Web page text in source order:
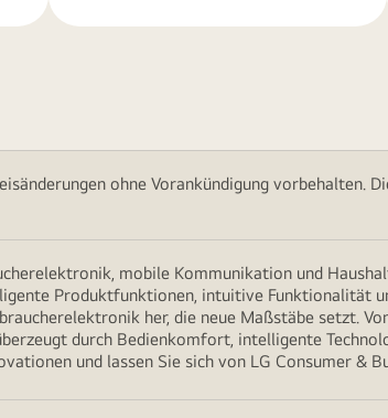
ohne Vorankündigung vorbehalten.
mobile Kommunikation und
Produktfunktionen, intuitive Funktionalität
her, die neue Maßstäbe setzt.
durch Bedienkomfort, intelligente
und lassen Sie sich von LG Consumer &